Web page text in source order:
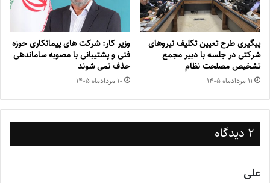
پیگیری طرح تعیین تکلیف نیروهای
شرکتی در جلسه با دبیر مجمع
تشخیص مصلحت نظام
۱۱ مرداد‌ماه ۱۴۰۵
وزیر کار: شرکت های پیمانکاری حوزه
فنی و پشتیبانی با مصوبه ساماندهی
حذف نمی شوند
۱۰ مرداد‌ماه ۱۴۰۵
2 دیدگاه
علی